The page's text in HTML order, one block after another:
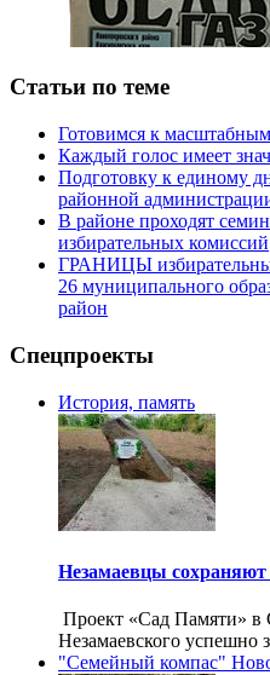
Статьи по теме
Готовимся к
Каждый голос имеет
Подготовку к единому
районной
В районе проходят
избирательных комиссий
ГРАНИЦЫ
26 муниципального
район
Спецпроекты
История, память
Незамаевцы
Проект «Сад Памяти»
Незамаевского успешно
"Семейный компас"